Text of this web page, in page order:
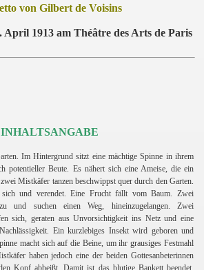
von Gilbert de Voisins
1913 am Théâtre des Arts de Paris
INHALTSANGABE
Im Hintergrund sitzt eine mächtige Spinne in ihrem
potentieller Beute. Es nähert sich eine Ameise, die ein
Mistkäfer tanzen beschwippst quer durch den Garten.
sich und verendet. Eine Frucht fällt vom Baum. Zwei
und suchen einen Weg, hineinzugelangen. Zwei
sich, geraten aus Unvorsichtigkeit ins Netz und eine
Ein kurzlebiges Insekt wird geboren und
macht sich auf die Beine, um ihr grausiges Festmahl
haben jedoch eine der beiden Gottesanbeterinnen
Kopf abbeißt. Damit ist das blutige Bankett beendet.